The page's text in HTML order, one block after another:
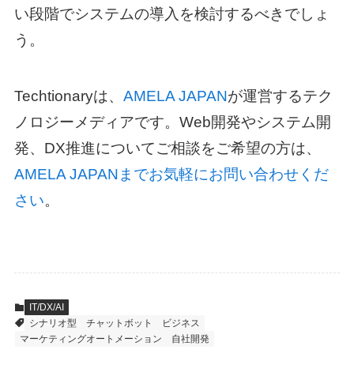
い段階でシステムの導入を検討するべきでしょ
う。
Techtionaryは、 AMELA JAPANが運営するテク
ノロジーメディアです。Web開発やシステム開
発、DX推進についてご相談をご希望の方は、
AMELA JAPANまでお気軽にお問い合わせくだ
さい。
IT/DX/AI
シナリオ型
チャットボット
ビジネス
マーケティングオートメーション
自社開発